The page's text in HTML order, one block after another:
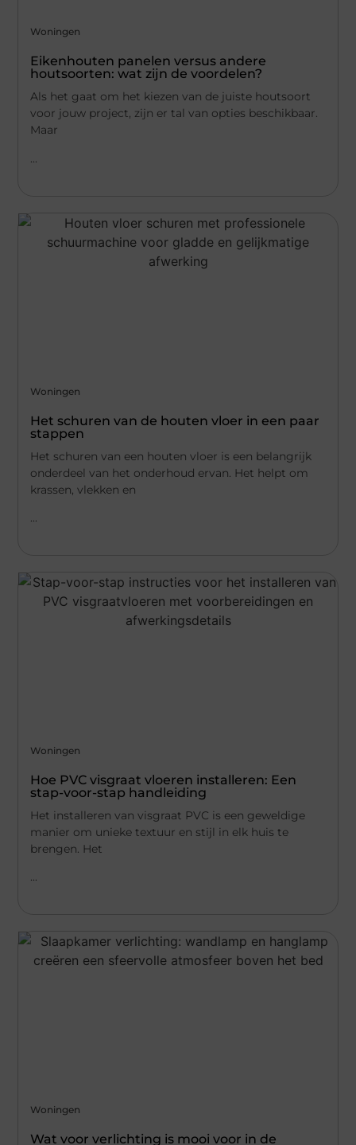
Woningen
Eikenhouten panelen versus andere
houtsoorten: wat zijn de voordelen?
Als het gaat om het kiezen van de juiste houtsoort
voor jouw project, zijn er tal van opties beschikbaar.
Maar
Woningen
Het schuren van de houten vloer in een paar
stappen
Het schuren van een houten vloer is een belangrijk
onderdeel van het onderhoud ervan. Het helpt om
krassen, vlekken en
...
Woningen
Hoe PVC visgraat vloeren installeren: Een
stap-voor-stap handleiding
Het installeren van visgraat PVC is een geweldige
manier om unieke textuur en stijl in elk huis te
brengen. Het
...
Woningen
Wat voor verlichting is mooi voor in de